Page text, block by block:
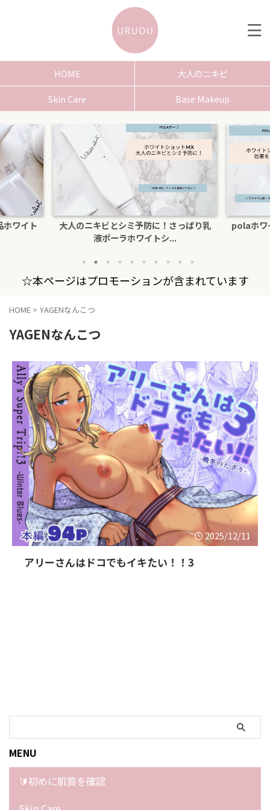
HOME
大人のニキビ
Skin Care
Base Makeup
ホワイト
大人のニキビとシミ予防に！さっぱり乳
液ポーラホワイトシ...
polaホワ
☆本ページはプロモーションが含まれています
HOME > YAGENなんこつ
YAGENなんこつ
2025/12/11
アリーさんはドコでもイキたい！！3
MENU
🔰初めに肌質を確認